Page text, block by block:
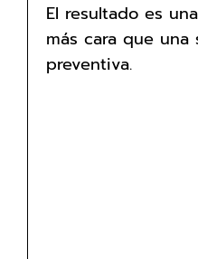
El resultado es
más cara que una
preventiva.